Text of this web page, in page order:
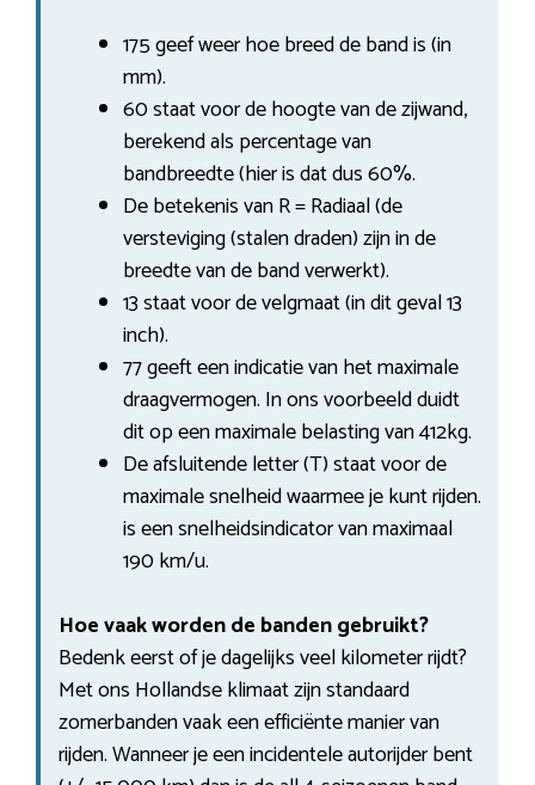
175 geef weer hoe breed de band is (in
mm).
60 staat voor de hoogte van de zijwand,
berekend als percentage van
bandbreedte (hier is dat dus 60%.
De betekenis van R = Radiaal (de
versteviging (stalen draden) zijn in de
breedte van de band verwerkt).
13 staat voor de velgmaat (in dit geval 13
inch).
77 geeft een indicatie van het maximale
draagvermogen. In ons voorbeeld duidt
dit op een maximale belasting van 412kg.
De afsluitende letter (T) staat voor de
maximale snelheid waarmee je kunt rijden.
is een snelheidsindicator van maximaal
190 km/u.
Hoe vaak worden de banden gebruikt?
Bedenk eerst of je dagelijks veel kilometer rijdt?
Met ons Hollandse klimaat zijn standaard
zomerbanden vaak een efficiënte manier van
rijden. Wanneer je een incidentele autorijder bent